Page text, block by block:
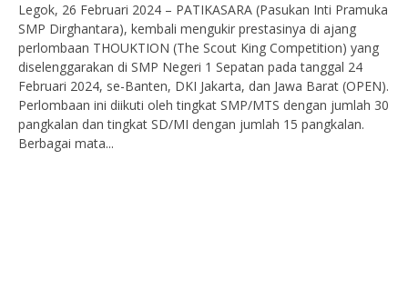
Legok, 26 Februari 2024 – PATIKASARA (Pasukan Inti Pramuka
SMP Dirghantara), kembali mengukir prestasinya di ajang
perlombaan THOUKTION (The Scout King Competition) yang
diselenggarakan di SMP Negeri 1 Sepatan pada tanggal 24
Februari 2024, se-Banten, DKI Jakarta, dan Jawa Barat (OPEN).
Perlombaan ini diikuti oleh tingkat SMP/MTS dengan jumlah 30
pangkalan dan tingkat SD/MI dengan jumlah 15 pangkalan.
Berbagai mata...